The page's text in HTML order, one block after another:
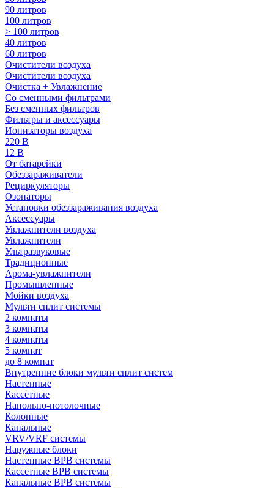
90 литров
100 литров
> 100 литров
40 литров
60 литров
Очистители воздуха
Очистители воздуха
Очистка + Увлажнение
Cо сменными фильтрами
Без сменных фильтров
Фильтры и аксессуары
Ионизаторы воздуха
220 В
12 В
От батарейки
Обеззараживатели
Рециркуляторы
Озонаторы
Установки обеззараживания воздуха
Аксессуары
Увлажнители воздуха
Увлажнители
Ультразвуковые
Традиционные
Арома-увлажнители
Промышленные
Мойки воздуха
Мульти сплит системы
2 комнаты
3 комнаты
4 комнаты
5 комнат
до 8 комнат
Внутренние блоки мульти сплит систем
Настенные
Кассетные
Напольно-потолочные
Колонные
Канальные
VRV/VRF системы
Наружные блоки
Настенные ВРВ системы
Кассетные ВРВ системы
Канальные ВРВ системы